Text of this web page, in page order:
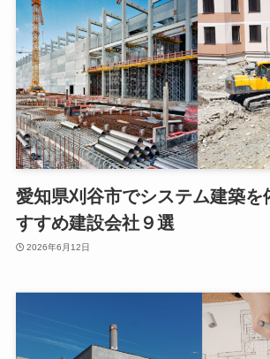
愛知県刈谷市でシステム建築を
すすめ建設会社９選
2026年6月12日